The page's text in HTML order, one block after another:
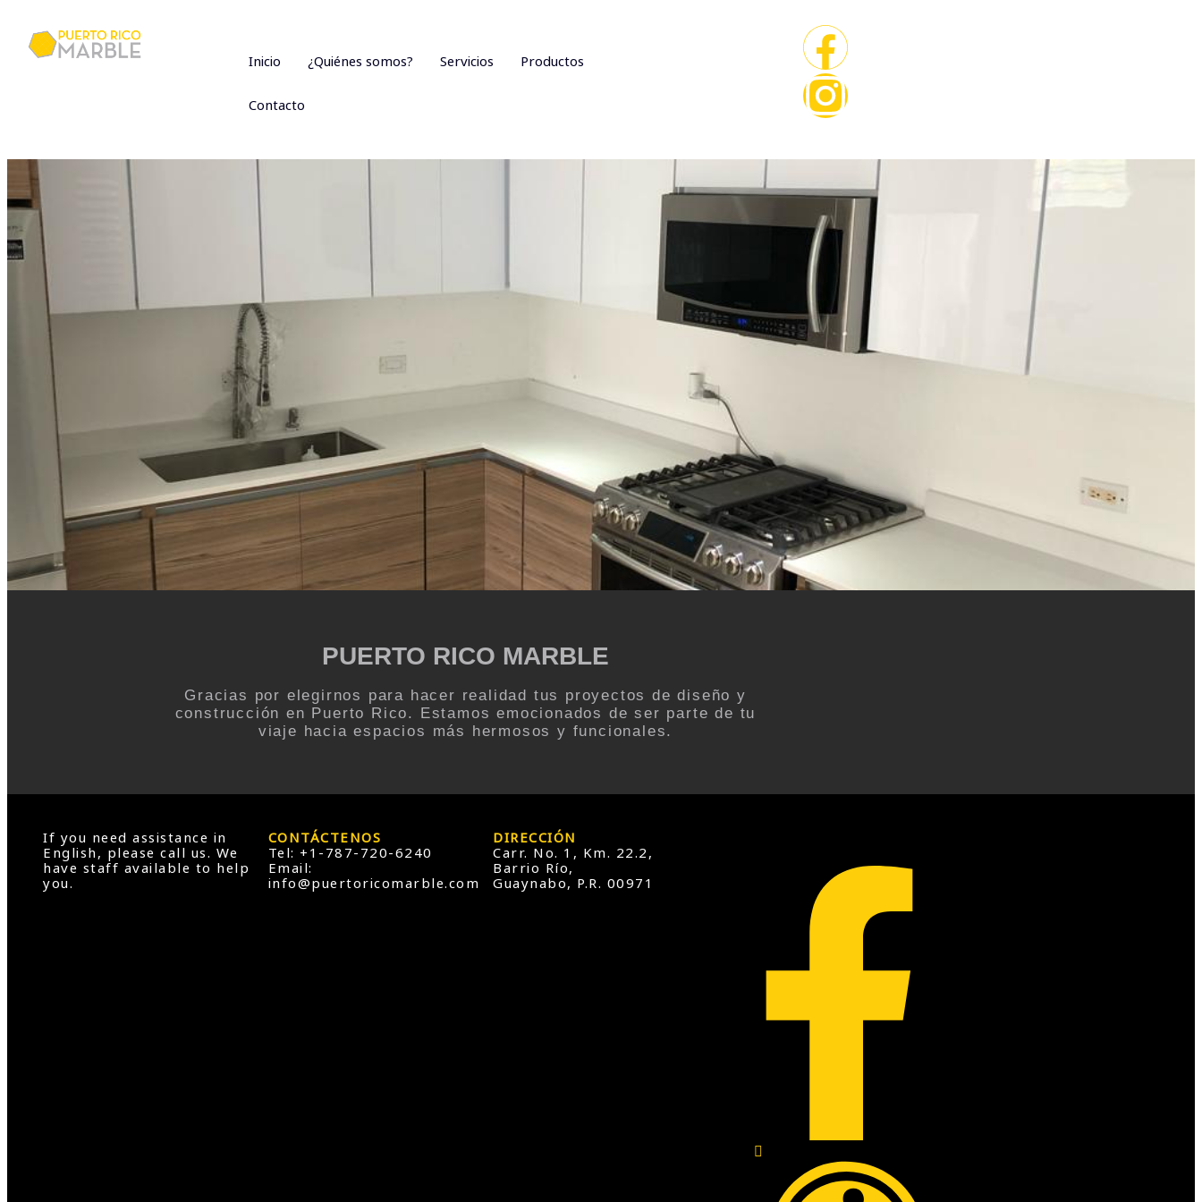
Inicio ¿Quiénes somos? Servicios Productos
Contacto
PUERTO RICO MARBLE
Gracias por elegirnos para hacer realidad tus proyectos de diseño y
construcción en Puerto Rico. Estamos emocionados de ser parte de tu
viaje hacia espacios más hermosos y funcionales.
If you need assistance in
English, please call us. We
have staff available to help
you.
CONTÁCTENOS
Tel: +1-787-720-6240
Email:
info@puertoricomarble.com
DIRECCIÓN
Carr. No. 1, Km. 22.2,
Barrio Río,
Guaynabo, P.R. 00971